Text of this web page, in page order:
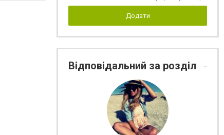
Додати
Відповідальний за розділ